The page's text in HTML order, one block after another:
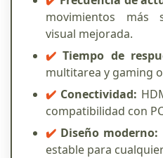
movimientos más
visual mejorada.
✔️ Tiempo de
multitarea y gaming
✔️ Conectividad:
compatibilidad con
✔️ Diseño moderno:
estable para